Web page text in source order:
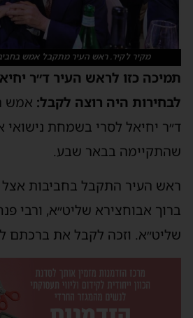
מקיר לקיר. ראש העיר מתקבל אמש בחביבות
כזו לראש העיר ד״ר יחיאל
היה רוצה לקבל:אמש
יחיאל לסרי בשמחת נישואי
בבאר שבע.
העיר התקבל בחביבות אצל
אבוחצירא שליט״א, ורבי
וזכה לקבל את ברכתם